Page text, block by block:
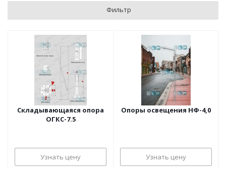
Фильтр
Складывающаяся опора
ОГКС-7.5
Узнать цену
Опоры освещения НФ-4,0
Узнать цену